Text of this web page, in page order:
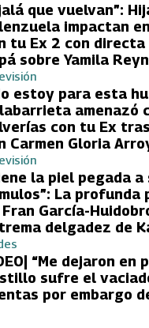
que vuelvan”:
impactan
tu Ex 2 con
sobre Yamila
estoy para esta
amenazó
con tu Ex
Carmen Gloria
la piel pegada a
La profunda
Fran García-
delgadez de
“Me dejaron en
sufre el
por embargo